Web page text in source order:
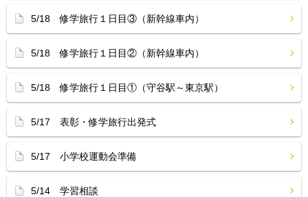
5/18 修学旅行１日目③（新幹線車内）
5/18 修学旅行１日目②（新幹線車内）
5/18 修学旅行１日目①（守谷駅～東京駅）
5/17 表彰・修学旅行出発式
5/17 小学校運動会準備
5/14 学習相談